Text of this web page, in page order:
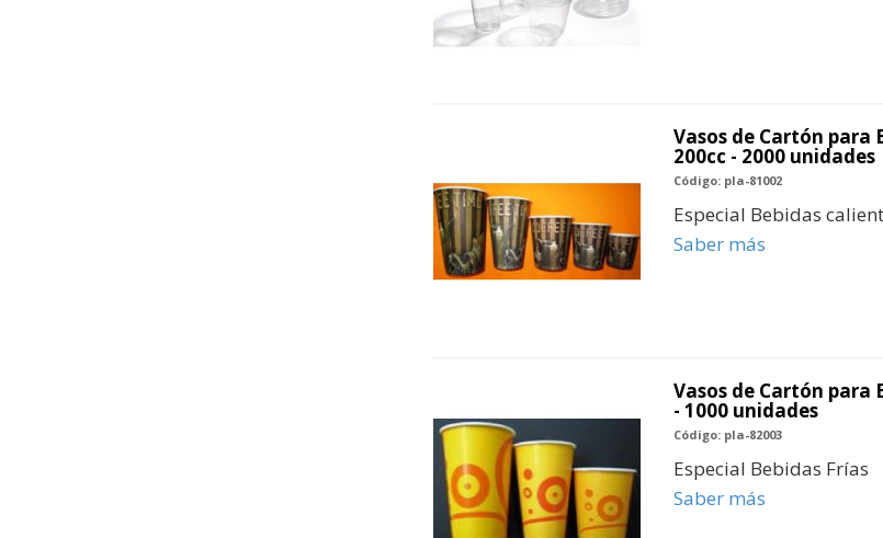
Vasos de Cartón para
200cc - 2000 unidades
Código: pla-81002
Especial Bebidas
Saber más
Vasos de Cartón para
- 1000 unidades
Código: pla-82003
Especial Bebidas Frías
Saber más